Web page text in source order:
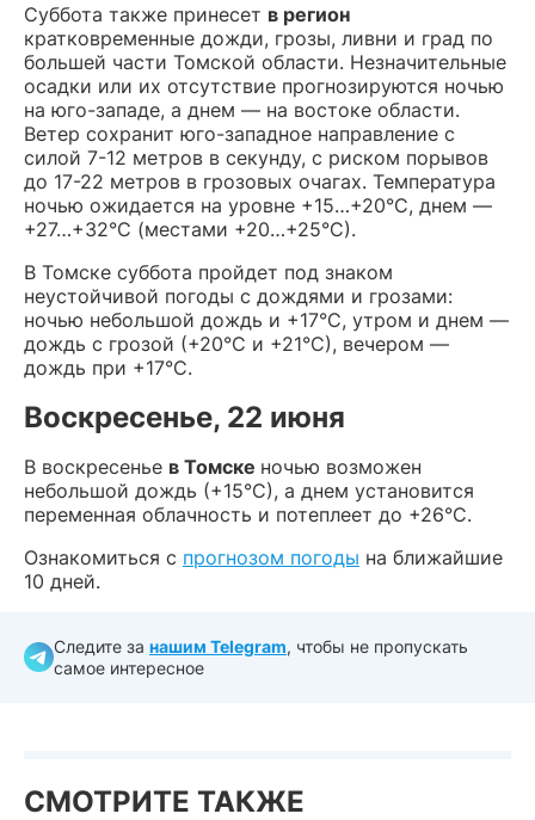
Суббота также принесет в регион
кратковременные дожди, грозы, ливни и град по
большей части Томской области. Незначительные
осадки или их отсутствие прогнозируются ночью
на юго-западе, а днем — на востоке области.
Ветер сохранит юго-западное направление с
силой 7-12 метров в секунду, с риском порывов
до 17-22 метров в грозовых очагах. Температура
ночью ожидается на уровне +15…+20°С, днем —
+27…+32°С (местами +20…+25°С).
В Томске суббота пройдет под знаком
неустойчивой погоды с дождями и грозами:
ночью небольшой дождь и +17°С, утром и днем —
дождь с грозой (+20°С и +21°С), вечером —
дождь при +17°С.
Воскресенье, 22 июня
В воскресенье в Томске ночью возможен
небольшой дождь (+15°С), а днем установится
переменная облачность и потеплеет до +26°С.
Ознакомиться с прогнозом погоды на ближайшие
10 дней.
Следите за нашим Telegram, чтобы не пропускать
самое интересное
СМОТРИТЕ ТАКЖЕ